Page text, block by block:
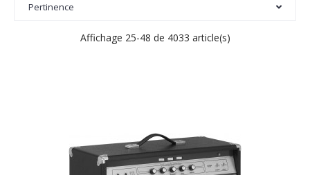
Pertinence
Affichage 25-48 de 4033 article(s)